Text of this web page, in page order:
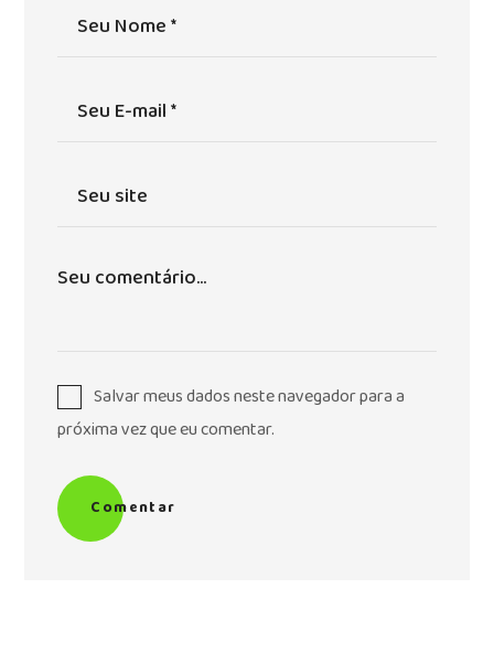
Salvar meus dados neste navegador para a
próxima vez que eu comentar.
Comentar